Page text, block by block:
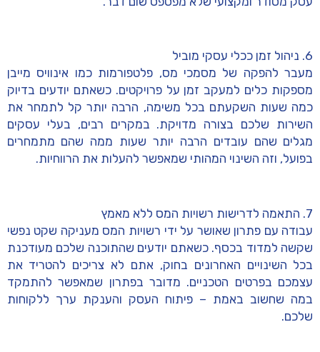
6. ניהול זמן ככלי עסקי מוביל
מעבר להפקה של מסמכי מס, פלטפורמות כמו אינוויס מייבן
מספקות כלים למעקב זמן על פרויקטים. כשאתם יודעים בדיוק
כמה שעות השקעתם בכל משימה, הרבה יותר קל לתמחר את
השירות שלכם בצורה מדויקת. במקרים רבים, בעלי עסקים
מגלים שהם עובדים הרבה יותר שעות ממה שהם מתמחרים
בפועל, וזה השינוי המהותי שמאפשר להעלות את הרווחיות.
7. התאמה לדרישות רשויות המס ללא מאמץ
עבודה עם פתרון שאושר על ידי רשויות המס מעניקה שקט נפשי
שקשה למדוד בכסף. כשאתם יודעים שהתוכנה שלכם מעודכנת
בכל השינויים האחרונים בחוק, אתם לא צריכים להטריד את
עצמכם בפרטים הטכניים. מדובר בפתרון שמאפשר להתמקד
במה שחשוב באמת – פיתוח העסק והענקת ערך ללקוחות
שלכם.